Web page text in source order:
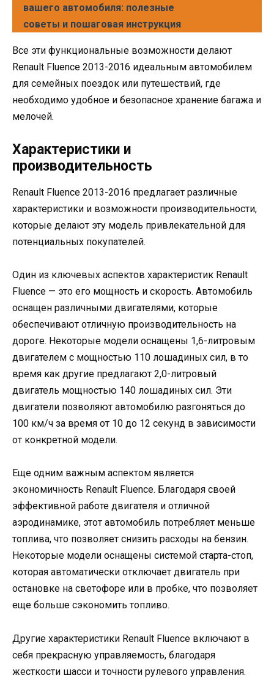
вашего автомобиля: полезные
советы и пошаговая инструкция
Все эти функциональные возможности делают
Renault Fluence 2013-2016 идеальным автомобилем
для семейных поездок или путешествий, где
необходимо удобное и безопасное хранение багажа и
мелочей.
Характеристики и
производительность
Renault Fluence 2013-2016 предлагает различные
характеристики и возможности производительности,
которые делают эту модель привлекательной для
потенциальных покупателей.
Один из ключевых аспектов характеристик Renault
Fluence — это его мощность и скорость. Автомобиль
оснащен различными двигателями, которые
обеспечивают отличную производительность на
дороге. Некоторые модели оснащены 1,6-литровым
двигателем с мощностью 110 лошадиных сил, в то
время как другие предлагают 2,0-литровый
двигатель мощностью 140 лошадиных сил. Эти
двигатели позволяют автомобилю разгоняться до
100 км/ч за время от 10 до 12 секунд в зависимости
от конкретной модели.
Еще одним важным аспектом является
экономичность Renault Fluence. Благодаря своей
эффективной работе двигателя и отличной
аэродинамике, этот автомобиль потребляет меньше
топлива, что позволяет снизить расходы на бензин.
Некоторые модели оснащены системой старта-стоп,
которая автоматически отключает двигатель при
остановке на светофоре или в пробке, что позволяет
еще больше сэкономить топливо.
Другие характеристики Renault Fluence включают в
себя прекрасную управляемость, благодаря
жесткости шасси и точности рулевого управления.